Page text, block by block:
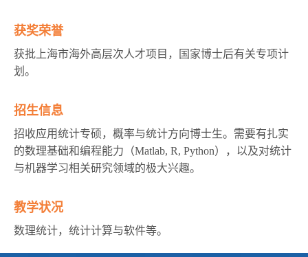
获奖荣誉
获批上海市海外高层次人才项目，国家博士后有关专项计
划。
招生信息
招收应用统计专硕，概率与统计方向博士生。需要有扎实
的数理基础和编程能力（Matlab, R, Python），以及对统计
与机器学习相关研究领域的极大兴趣。
教学状况
数理统计，统计计算与软件等。